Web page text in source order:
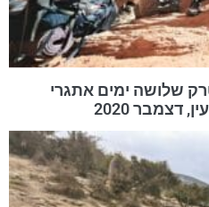
שלושה ימים אתגרי
דצמבר 2020